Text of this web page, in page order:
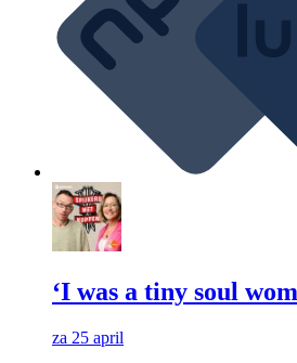
‘I was a tiny soul
za 25 april